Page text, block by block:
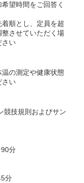
望時間をご回答く
順とし、定員を超
させていただく場
さい
の測定や健康状態
さい
技規則およびサン
分
分